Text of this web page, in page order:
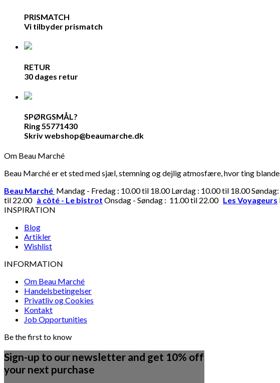
PRISMATCH
Vi tilbyder prismatch
RETUR
30 dages retur
SPØRGSMÅL?
Ring 55771430
Skriv webshop@beaumarche.dk
Om Beau Marché
Beau Marché er et sted med sjæl, stemning og dejlig atmosfære, hvor ting
Beau Marché Mandag - Fredag : 10.00 til 18.00 Lørdag : 10.00 til 18.00
til 22.00 à côté - Le bistrot Onsdag - Søndag : 11.00 til 22.00 Les Voyageurs
INSPIRATION
Blog
Artikler
Wishlist
INFORMATION
Om Beau Marché
Handelsbetingelser
Privatliv og Cookies
Kontakt
Job Opportunities
Be the first to know
Sign-up to our newsletter and get 10% off
your next purchase